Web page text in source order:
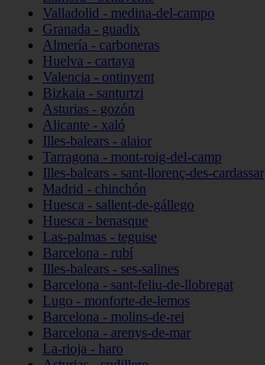
Valladolid - medina-del-campo
Granada - guadix
Almería - carboneras
Huelva - cartaya
Valencia - ontinyent
Bizkaia - santurtzi
Asturias - gozón
Alicante - xaló
Illes-balears - alaior
Tarragona - mont-roig-del-camp
Illes-balears - sant-llorenç-des-cardassar
Madrid - chinchón
Huesca - sallent-de-gállego
Huesca - benasque
Las-palmas - teguise
Barcelona - rubí
Illes-balears - ses-salines
Barcelona - sant-feliu-de-llobregat
Lugo - monforte-de-lemos
Barcelona - molins-de-rei
Barcelona - arenys-de-mar
La-rioja - haro